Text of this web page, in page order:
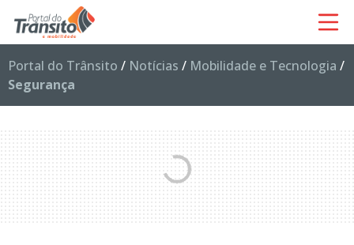
Portal do Trânsito / Notícias / Mobilidade e Tecnologia /
Segurança